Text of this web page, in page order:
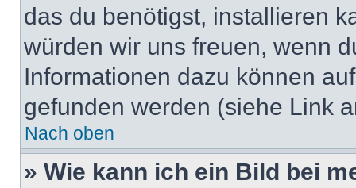
das du benötigst, installieren
würden wir uns freuen, wenn
Informationen dazu können
gefunden werden (siehe Link
Nach oben
» Wie kann ich ein Bild bei